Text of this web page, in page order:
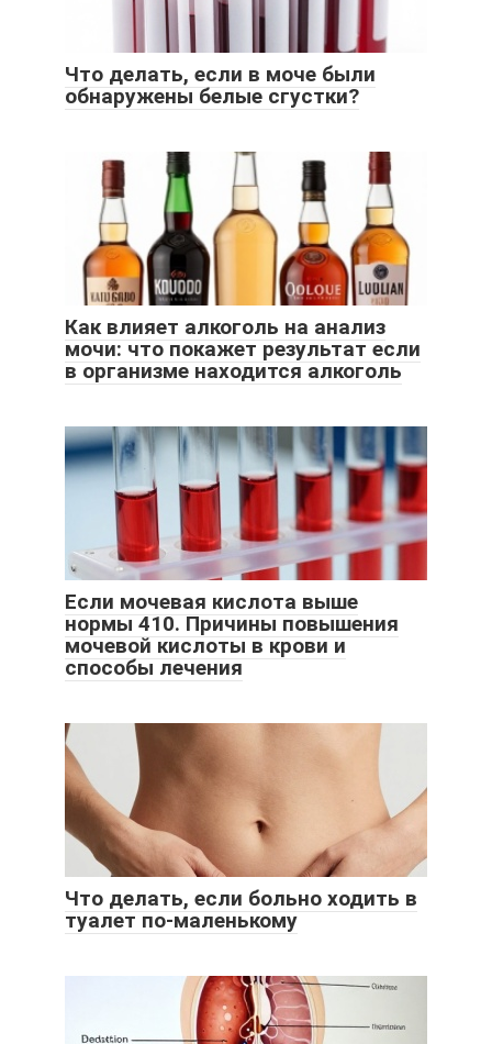
Что делать, если в моче были
обнаружены белые сгустки?
Как влияет алкоголь на анализ
мочи: что покажет результат если
в организме находится алкоголь
Если мочевая кислота выше
нормы 410. Причины повышения
мочевой кислоты в крови и
способы лечения
Что делать, если больно ходить в
туалет по-маленькому